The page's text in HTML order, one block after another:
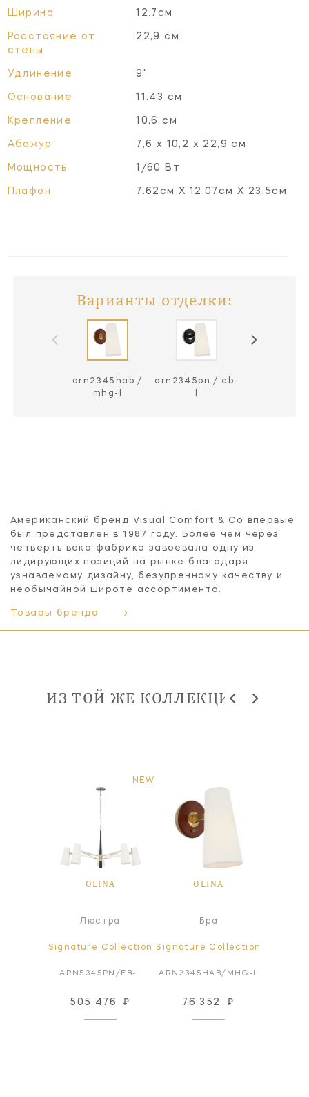
Ширина 12.7см
Расстояние от
стены
22,9 см
Удлинение 9"
Основание 11.43 см
Крепление 10,6 см
Абажур 7,6 x 10,2 x 22,9 см
Мощность 1/60 Вт
Плафон 7.62см X 12.07см X 23.5см
Варианты отделки:
arn2345hab /
mhg-l
arn2345pn / eb-
Американский бренд Visual Comfort & Co впервые
был представлен в 1987 году. Более чем через
четверть века фабрика завоевала одну из
лидирующих позиций на рынке благодаря
узнаваемому дизайну, безупречному качеству и
необычайной широте ассортимента.
Товары бренда
ИЗ ТОЙ ЖЕ КОЛЛЕКЦИИ
NEW
OLINA
Люстра
Signature Collection
ARN5345PN/EB-L
505 476 ₽
OLINA
Бра
Signature Collection
ARN2345HAB/MHG-L
76 352 ₽